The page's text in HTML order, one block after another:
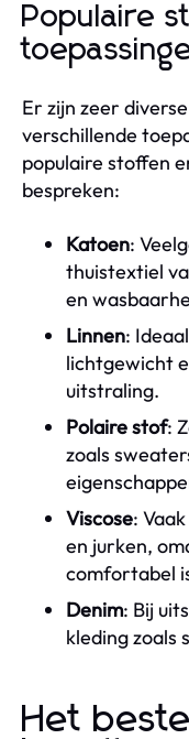
Populaire
Er zijn zeer
verschillende
populaire stoffen
bespreken:
Katoen:
thuistextiel
en
Linnen:
lichtgewicht
uitstraling.
Polaire stof:
zoals
Viscose:
en jurken,
comfortabel
Denim: Bij
kleding zoals
Het